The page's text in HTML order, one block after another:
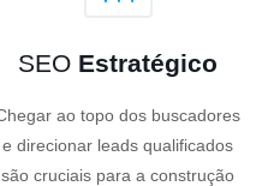
SEO Estratégico
ao topo dos buscadores
e direcionar leads qualificados
são cruciais para a construção